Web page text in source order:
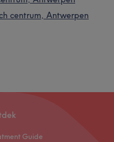
centrum, Antwerpen
Guide